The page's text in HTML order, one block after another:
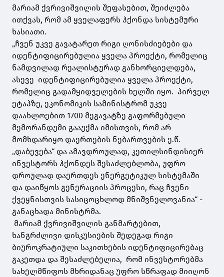
მარიამ ქვრივიშვილის შეფასებით, შეიძლება
ითქვას, რომ ამ ყველაფერს ჰქონდა სისტემური
ხასიათი.
„ჩვენ უკვე გავატარეთ რიგი ღონისძიებები და
იდენტიფიცირებულია ყველა პროექტი, რომელიც
ნამდვილად რეალისტურად განხორციელდება,
ასევე იდენტიფიცირებულია ყველა პროექტი,
რომელიც გადამყიდველების ხელში იყო. პირველ
ეტაპზე, ეკონომიკის სამინისტრომ უკვე
დაახლოებით 1700 მეგავატზე გაფორმებული
მემორანდუმი გააუქმა იმისთვის, რომ არ
მომხდარიყო დაერთების ნებართვების ე.წ.
„დაბევება“ და ამავდროულად, კეთილსინდისიერ
ინვესტორს ჰქონდეს შესაძლებლობა, უფრო
დროულად დაერთდეს ენერგეტიკულ სისტემაში
და დაიწყოს გენერაციის პროცესი, რაც ჩვენი
ქვეყნისთვის სასიცოცხლოდ მნიშვნელოვანია“ -
განაცხადა მინისტრმა.
მარიამ ქვრივიშვილის განმარტებით,
ხანგრძლივი დისკუსიების შედეგად რიგი
ბიუროკრატიული საკითხების იდენტიფიცირებაც
გაკეთდა და შესაძლებელია, რომ ინვესტორებმა
სახელმწიფოს მხრიდანაც უფრო სწრაფად მიიღონ